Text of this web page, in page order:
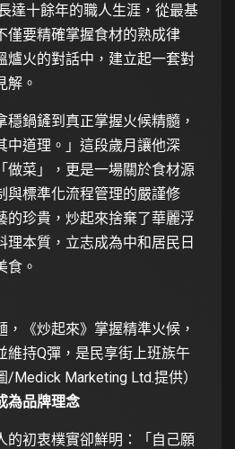
達十餘年的職人生涯，從最基
僅要精確掌握食材的熟成律
爐火的對話中，建立起一套對
解。
鍋鏟到真正掌握火候精髓，
中道理。」這段歲月讓他深
做菜」，更是一場關於食材源
與標準化流程管理的嚴謹修
的珍貴，炒起來捨棄了華麗浮
理本質，立志成為中和居民日
食。
，《炒起來》掌握精準火候，
維持Q彈，是民享街上班族午
Medick Marketing Ltd.提供）
為品牌理念
的初衷樸實卻鮮明：「自己願